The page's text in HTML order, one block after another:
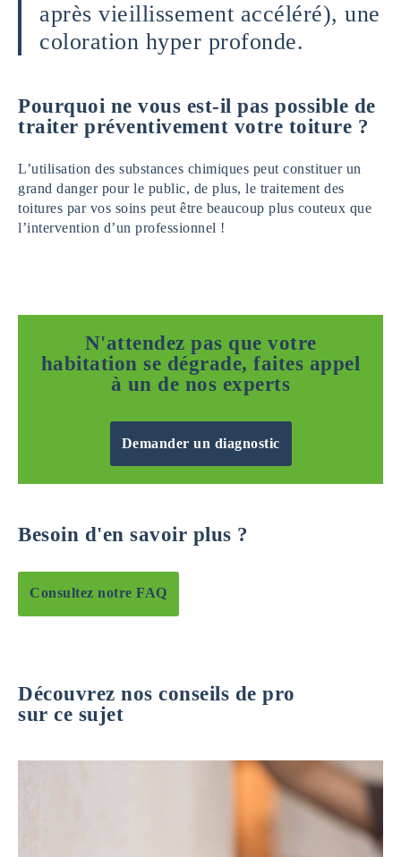
après vieillissement accéléré), une
coloration hyper profonde.
Pourquoi ne vous est-il pas possible de
traiter préventivement votre toiture ?
L’utilisation des substances chimiques peut constituer un
grand danger pour le public, de plus, le traitement des
toitures par vos soins peut être beaucoup plus couteux que
l’intervention d’un professionnel !
N'attendez pas que votre
habitation se dégrade, faites appel
à un de nos experts
Demander un diagnostic
Besoin d'en savoir plus ?
Consultez notre FAQ
Découvrez nos conseils de pro
sur ce sujet